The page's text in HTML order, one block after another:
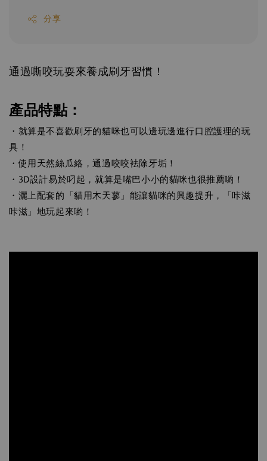
分享
通過嘶咬玩耍來養成刷牙習慣！
產品特點：
・就算是不喜歡刷牙的貓咪也可以邊玩邊進行口腔護理的玩
具！
・使用天然絲瓜絡，通過咬咬袪除牙垢！
・3D設計易於叼起，就算是嘴巴小小的貓咪也很推薦喲！
・灑上配套的「貓用木天蓼」能讓貓咪的興趣提升，「咔滋
咔滋」地玩起來喲！